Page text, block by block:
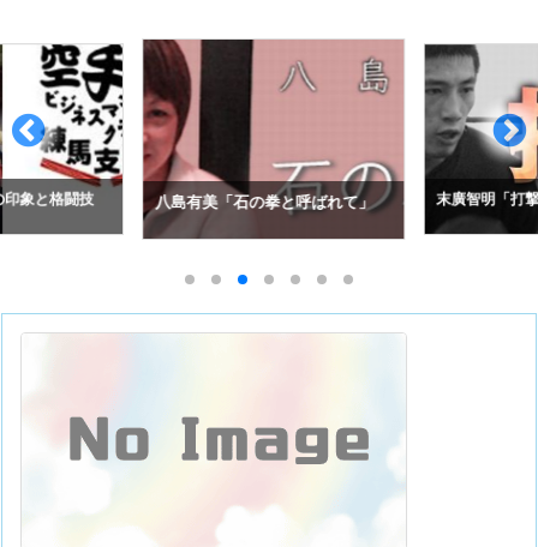
象と格闘技 八島有美「石の拳と呼ばれて」 末廣智明「打